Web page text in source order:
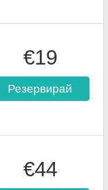
€19
Резервирай
€44